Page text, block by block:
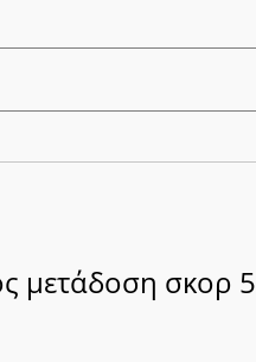
μετάδοση σκορ 5